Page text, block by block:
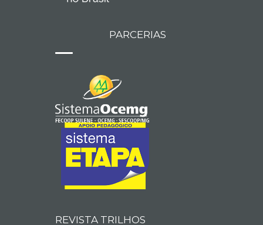
PARCERIAS
REVISTA TRILHOS